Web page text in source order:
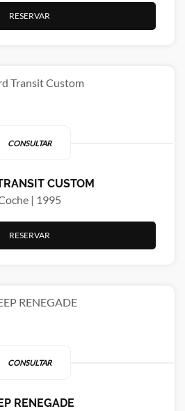
RESERVAR
CONSULTAR
CUSTOM
| 1995
RESERVAR
CONSULTAR
RENEGADE